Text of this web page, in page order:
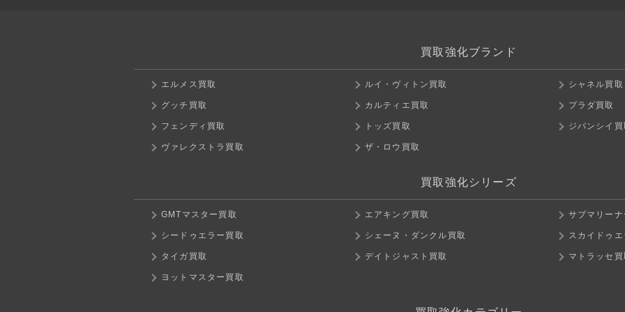
買取強化ブランド
エルメス買取 ルイ・ヴィトン買取 シャネル買取
グッチ買取 カルティエ買取 プラダ買取
フェンディ買取 トッズ買取 ジバンシイ買
ヴァレクストラ買取 ザ・ロウ買取
買取強化シリーズ
GMTマスター買取 エアキング買取 サブマリーナ
シードゥエラー買取 シェーヌ・ダンクル買取 スカイドゥエ
タイガ買取 デイトジャスト買取 マトラッセ買
ヨットマスター買取